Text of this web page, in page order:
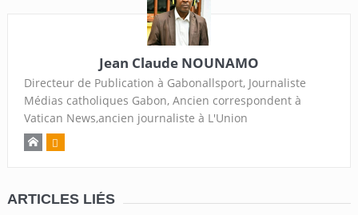
Jean Claude NOUNAMO
Directeur de Publication à Gabonallsport, Journaliste
Médias catholiques Gabon, Ancien correspondent à
Vatican News,ancien journaliste à L'Union
ARTICLES LIÉS